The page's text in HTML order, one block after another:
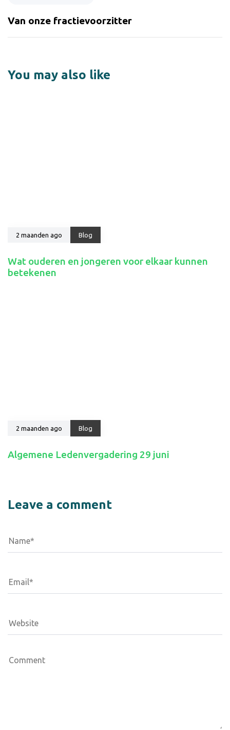
Van onze fractievoorzitter
You may also like
2 maanden ago Blog
Wat ouderen en jongeren voor elkaar kunnen
betekenen
2 maanden ago Blog
Algemene Ledenvergadering 29 juni
Leave a comment